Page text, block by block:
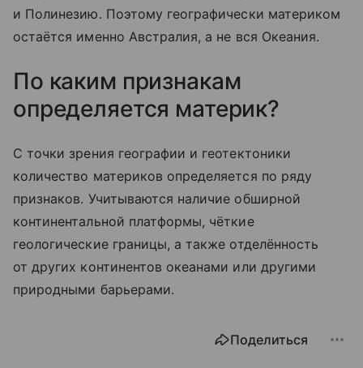
и Полинезию. Поэтому географически материком
остаётся именно Австралия, а не вся Океания.
По каким признакам
определяется материк?
С точки зрения географии и геотектоники
количество материков определяется по ряду
признаков. Учитываются наличие обширной
континентальной платформы, чёткие
геологические границы, а также отделённость
от других континентов океанами или другими
природными барьерами.
Поделиться